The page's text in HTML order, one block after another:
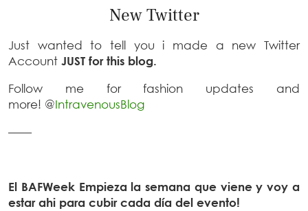
New Twitter
Just wanted to tell you i made a new Twitter
Account JUST for this blog.
Follow me for fashion updates and
more! @IntravenousBlog
——
El BAFWeek Empieza la semana que viene y voy a
estar ahi para cubir cada día del evento!